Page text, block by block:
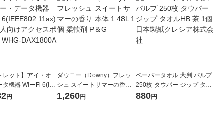
レット】アイ・オ
タ機器 WiーFi 6(IE
対応法人向けア
円
ダウニー（Downy）フレッ
シュ スイートサマーの香り
本体 1.48L 1個 柔軟剤 P＆G
1,260円
ペーパータオル 大判 パルプ
250枚 タウパー ジップ タオ
ルHB 茶 1個 日本製紙クレシ
880円